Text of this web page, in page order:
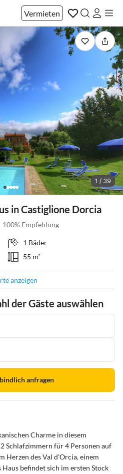
Vermieten
1 / 39
in Castiglione Dorcia
100% Empfehlung
1 Bäder
55 m²
anzeigen
der Gäste auswählen
anfragen
Charme in diesem
Schlafzimmern für 4 Personen auf
Herzen des Val d'Orcia, einem
befindet sich im ersten Stock